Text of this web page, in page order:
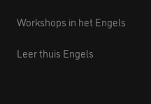
Workshops in het Engels
Leer thuis Engels